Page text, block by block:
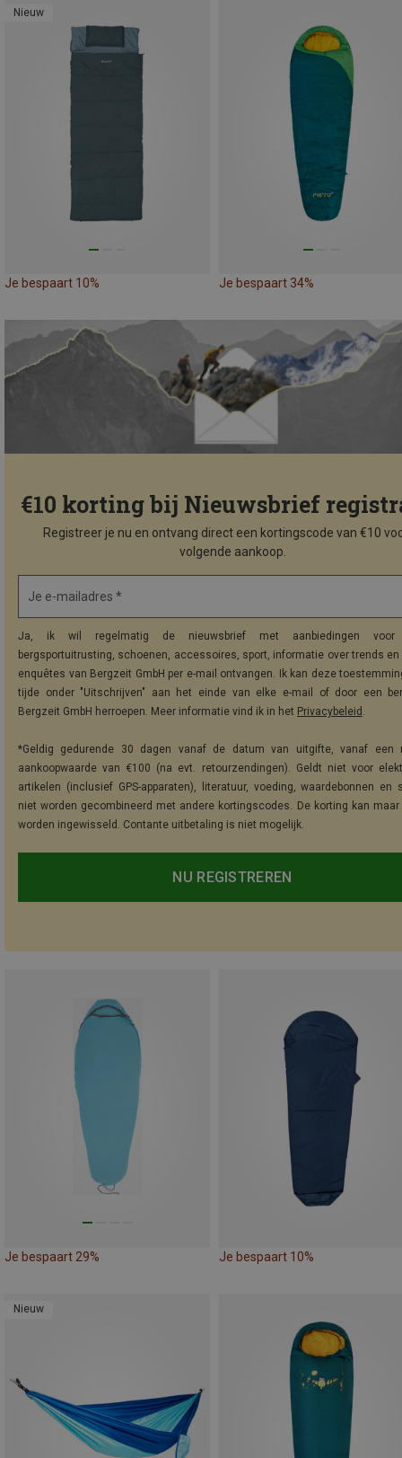
Nieuw
Je bespaart 10% Je bespaart 34%
€10 korting bij Nieuwsbrief
Registreer je nu en ontvang direct een kortingscode van €10
volgende aankoop.
Je e-mailadres *
Ja, ik wil regelmatig de nieuwsbrief met aanbiedingen voor
bergsportuitrusting, schoenen, accessoires, sport, informatie over trends
enquêtes van Bergzeit GmbH per e-mail ontvangen. Ik kan deze
tijde onder "Uitschrijven" aan het einde van elke e-mail of door een
Bergzeit GmbH herroepen. Meer informatie vind ik in het Privacybeleid .
*Geldig gedurende 30 dagen vanaf de datum van uitgifte, vanaf een
aankoopwaarde van €100 (na evt. retourzendingen). Geldt niet voor
artikelen (inclusief GPS-apparaten), literatuur, voeding, waardebonnen en
niet worden gecombineerd met andere kortingscodes. De korting kan maar
worden ingewisseld. Contante uitbetaling is niet mogelijk.
NU REGISTREREN
Je bespaart 29% Je bespaart 10%
Nieuw